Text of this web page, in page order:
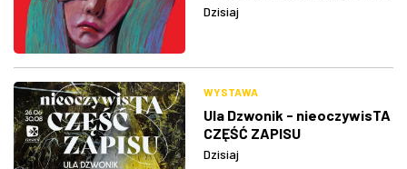
Dzisiaj
WYSTAWA
Ula Dzwonik - nieoczywisTA
CZĘŚĆ ZAPISU
Dzisiaj